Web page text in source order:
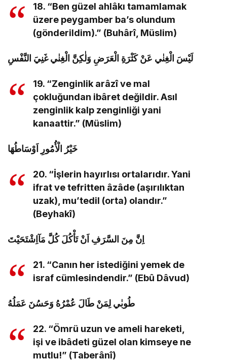
18. “Ben güzel ahlâkı tamamlamak
üzere peygamber ba’s olundum
(gönderildim).” (Buhârî, Müslim)
لَيْسَ الْغِنٰي عَنْ كَثْرَةِ الْعَرَضِ وَلٰكِنَّ الْغِنٰي غَنِيَ النَّفْسِ
19. “Zenginlik arâzî ve mal
çokluğundan ibâret değildir. Asıl
zenginlik kalp zenginliği yani
kanaattir.” (Müslim)
خَيْرُ الْأُمُورِ اَوْسَاطُهَا
20. “İşlerin hayırlısı ortalarıdır. Yani
ifrat ve tefritten âzâde (aşırılıktan
uzak), mu’tedil (orta) olandır.”
(Beyhakî)
اِنَّ مِنَ السَّرَفِ اَنْ تَأْكُلَ كُلَّ مَآاِشْتَحَيْتَ
21. “Canın her istediğini yemek de
israf cümlesindendir.” (Ebû Dâvud)
طُوبٰي لِمَنْ طَالَ عُمْرُهُ وَحَسُنَ عَمَلُهُ
22. “Ömrü uzun ve ameli hareketi,
işi ve ibâdeti güzel olan kimseye ne
mutlu!” (Taberânî)